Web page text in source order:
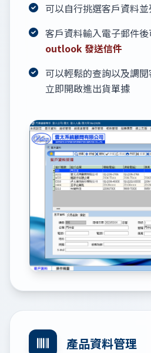
可以自行挑選客戶資料
客戶資料輸入電子郵件
outlook 發送信件
可以輕鬆的查詢以及調
立即開啟進出貨單據
產品資料管理